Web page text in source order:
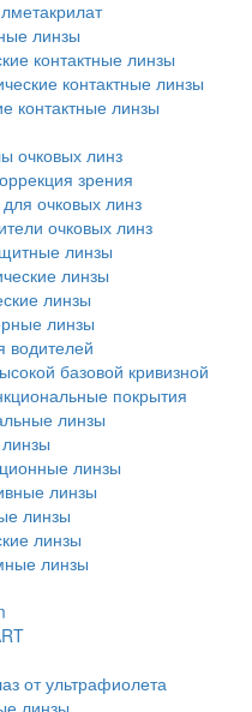
линзы
контактные линзы
контактные линзы
контактные линзы
очковых линз
зрения
очковых линз
очковых линз
линзы
линзы
линзы
линзы
водителей
базовой кривизной
покрытия
линзы
линзы
линзы
линзы
линзы
линзы
от ультрафиолета